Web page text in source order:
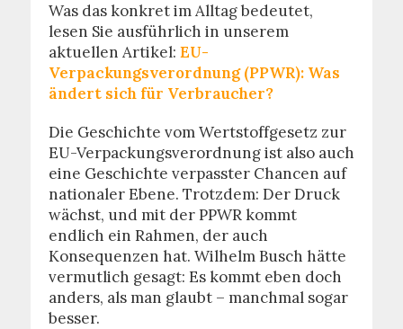
Was das konkret im Alltag bedeutet,
lesen Sie ausführlich in unserem
aktuellen Artikel: EU-
Verpackungsverordnung (PPWR): Was
ändert sich für Verbraucher?
Die Geschichte vom Wertstoffgesetz zur
EU-Verpackungsverordnung ist also auch
eine Geschichte verpasster Chancen auf
nationaler Ebene. Trotzdem: Der Druck
wächst, und mit der PPWR kommt
endlich ein Rahmen, der auch
Konsequenzen hat. Wilhelm Busch hätte
vermutlich gesagt: Es kommt eben doch
anders, als man glaubt – manchmal sogar
besser.